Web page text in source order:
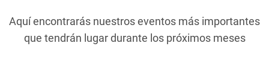
Aquí encontrarás nuestros eventos más importantes
que tendrán lugar durante los próximos meses